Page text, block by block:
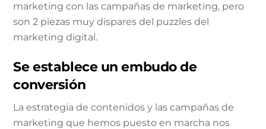
marketing con las campañas de marketing, pero
son 2 piezas muy dispares del puzzles del
marketing digital.
Se establece un embudo de
conversión
La estrategia de contenidos y las campañas de
marketing que hemos puesto en marcha nos